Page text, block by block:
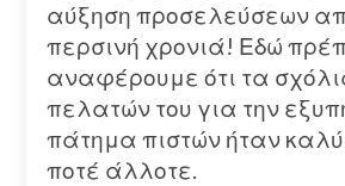
αύξηση προσελεύσεων
περσινή χρονιά! Εδώ
αναφέρουμε ότι τα
πελατών του για την
πάτημα πιστών ήταν
ποτέ άλλοτε.